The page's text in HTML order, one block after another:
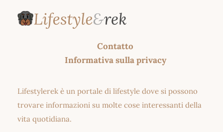
Contatto
Informativa sulla privacy
Lifestylerek è un portale di lifestyle dove si possono
trovare informazioni su molte cose interessanti della
vita quotidiana.